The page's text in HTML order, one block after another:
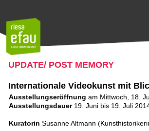
UPDATE/ POST MEMORY
Internationale Videokunst mit
Ausstellungseröffnung am Mittwoch, 18.
Ausstellungsdauer 19. Juni bis 19. Juli
Kuratorin Susanne Altmann